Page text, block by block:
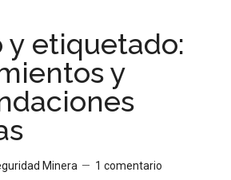
y etiquetado:
y
Minera 1 comentario